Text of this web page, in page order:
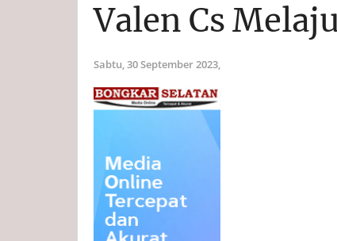
Valen Cs
Sabtu, 30 September 2023,